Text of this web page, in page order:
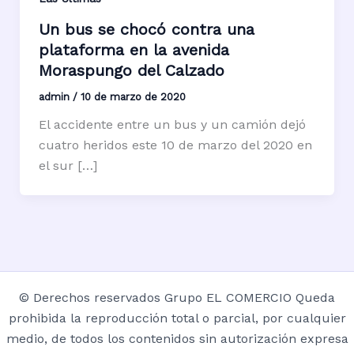
Un bus se chocó contra una
plataforma en la avenida
Moraspungo del Calzado
admin / 10 de marzo de 2020
El accidente entre un bus y un camión dejó
cuatro heridos este 10 de marzo del 2020 en
el sur […]
© Derechos reservados Grupo EL COMERCIO Queda
prohibida la reproducción total o parcial, por cualquier
medio, de todos los contenidos sin autorización expresa